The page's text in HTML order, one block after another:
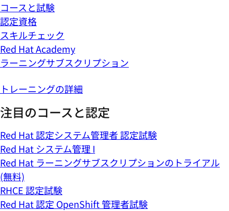
コースと試験
認定資格
スキルチェック
Red Hat Academy
ラーニングサブスクリプション
トレーニングの詳細
注目のコースと認定
Red Hat 認定システム管理者 認定試験
Red Hat システム管理 I
Red Hat ラーニングサブスクリプションのトライアル
(無料)
RHCE 認定試験
Red Hat 認定 OpenShift 管理者試験